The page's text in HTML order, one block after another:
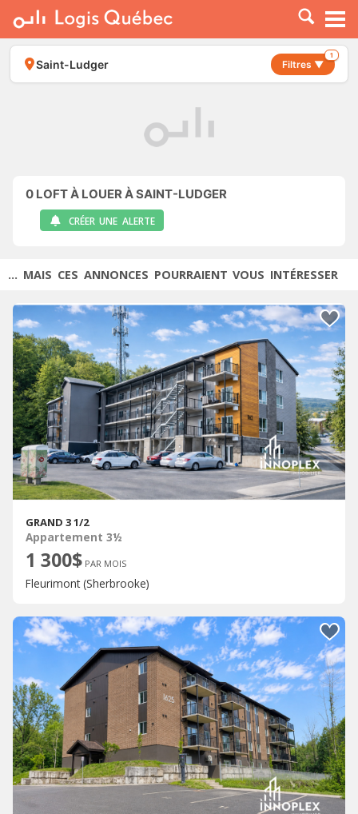
À LOUER
À VENDRE
PLACER UNE ANNONCE
Saint-Ludger Filtres ▼
1
0 LOFT À LOUER À SAINT-LUDGER
CRÉER UNE ALERTE
... MAIS CES ANNONCES POURRAIENT VOUS INTÉRESSER
GRAND 3 1/2
Appartement 3½
1 300$ PAR MOIS
Fleurimont (Sherbrooke)